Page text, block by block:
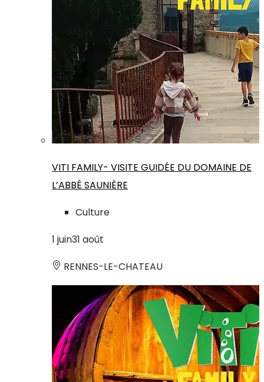
VITI FAMILY- VISITE GUIDÉE DU DOMAINE DE
L’ABBÉ SAUNIÈRE
Culture
1 juin31 août
RENNES-LE-CHATEAU